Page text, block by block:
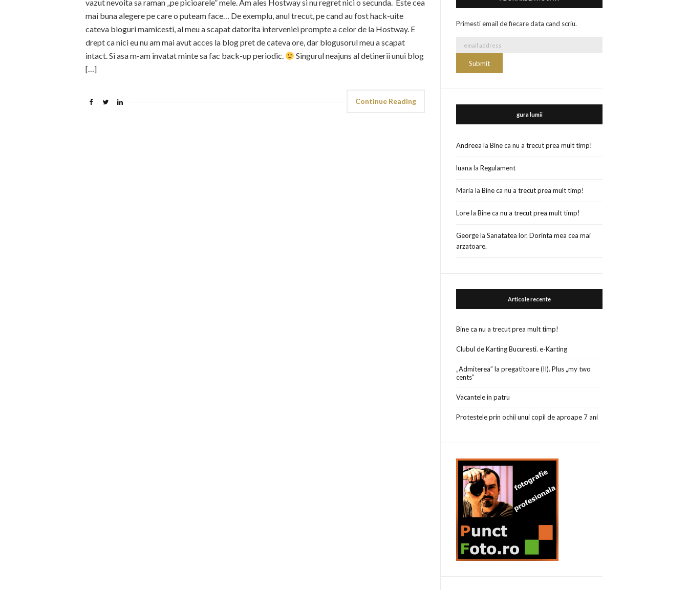
vazut nevoita sa raman „pe picioarele” mele. Am ales Hostway si nu regret nici o secunda. Este cea
mai buna alegere pe care o puteam face… De exemplu, anul trecut, pe cand au fost hack-uite
cateva bloguri mamicesti, al meu a scapat datorita interveniei prompte a celor de la Hostway. E
drept ca nici eu nu am mai avut acces la blog pret de cateva ore, dar blogusorul meu a scapat
intact. Si asa m-am invatat minte sa fac back-up periodic.
Singurul neajuns al detinerii unui blog
[…]
Continue Reading
Primesti email de fiecare data cand scriu.
gura lumii
Andreea laBine ca nu a trecut prea mult timp!
luana laRegulament
Maria laBine ca nu a trecut prea mult timp!
LorelaBine ca nu a trecut prea mult timp!
GeorgelaSanatatea lor. Dorinta mea cea mai
arzatoare.
Articole recente
Bine ca nu a trecut prea mult timp!
Clubul de Karting Bucuresti. e-Karting
„Admiterea” la pregatitoare (II). Plus „my two
cents”
Vacantele in patru
Protestele prin ochii unui copil de aproape 7 ani